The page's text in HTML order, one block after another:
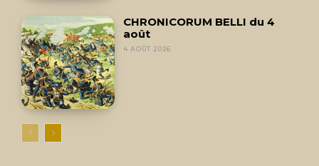
CHRONICORUM BELLI du 4
août
4 AOÛT 2026